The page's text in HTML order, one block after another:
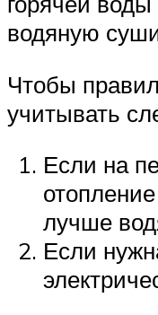
водяную
Чтобы
учитывать
Если на
лучше
Если